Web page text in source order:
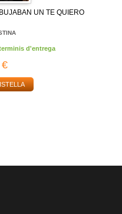
UN TE QUIERO
d'entrega